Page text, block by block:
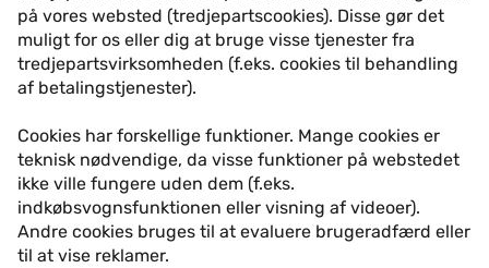
på vores websted (tredjepartscookies). Disse gør det
muligt for os eller dig at bruge visse tjenester fra
tredjepartsvirksomheden (f.eks. cookies til behandling
af betalingstjenester).
Cookies har forskellige funktioner. Mange cookies er
teknisk nødvendige, da visse funktioner på webstedet
ikke ville fungere uden dem (f.eks.
indkøbsvognsfunktionen eller visning af videoer).
Andre cookies bruges til at evaluere brugeradfærd eller
til at vise reklamer.